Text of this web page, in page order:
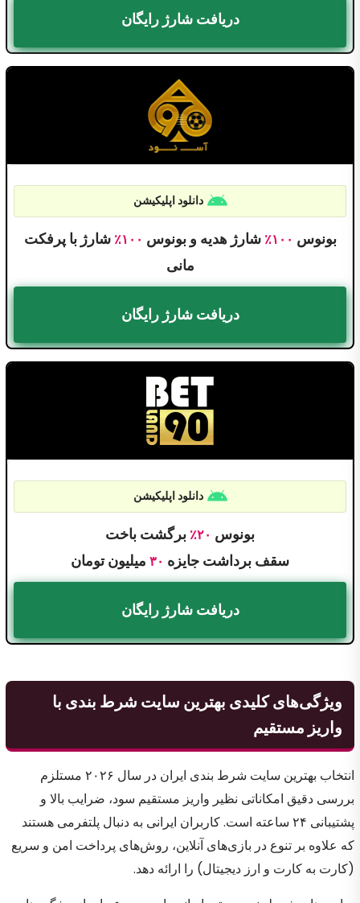
دریافت شارژ رایگان
دانلود اپلیکیشن
بونوس ۱۰۰٪ شارژ هدیه و بونوس ۱۰۰٪ شارژ با پرفکت
مانی
دریافت شارژ رایگان
دانلود اپلیکیشن
بونوس ۲۰٪ برگشت باخت
سقف برداشت جایزه ۳۰ میلیون تومان
دریافت شارژ رایگان
ویژگی‌های کلیدی بهترین سایت شرط بندی با
واریز مستقیم
انتخاب بهترین سایت شرط بندی ایران در سال ۲۰۲۶ مستلزم
بررسی دقیق امکاناتی نظیر واریز مستقیم سود، ضرایب بالا و
پشتیبانی ۲۴ ساعته است. کاربران ایرانی به دنبال پلتفرمی هستند
که علاوه بر تنوع در بازی‌های آنلاین، روش‌های پرداخت امن و سریع
(کارت به کارت و ارز دیجیتال) را ارائه دهد.